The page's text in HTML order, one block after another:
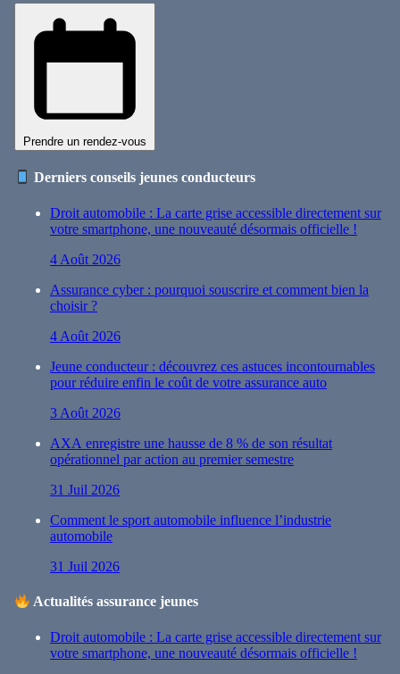
Prendre un rendez-vous
Derniers conseils jeunes conducteurs
Droit automobile : La carte grise accessible directement sur
votre smartphone, une nouveauté désormais officielle !
4 Août 2026
Assurance cyber : pourquoi souscrire et comment bien la
choisir ?
4 Août 2026
Jeune conducteur : découvrez ces astuces incontournables
pour réduire enfin le coût de votre assurance auto
3 Août 2026
AXA enregistre une hausse de 8 % de son résultat
opérationnel par action au premier semestre
31 Juil 2026
Comment le sport automobile influence l’industrie
automobile
31 Juil 2026
Actualités assurance jeunes
Droit automobile : La carte grise accessible directement sur
votre smartphone, une nouveauté désormais officielle !